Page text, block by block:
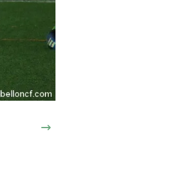
Siguiente